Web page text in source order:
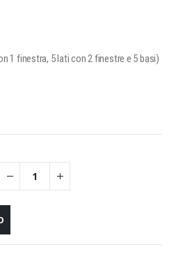
1 finestra, 5 lati con 2 finestre e 5 basi)